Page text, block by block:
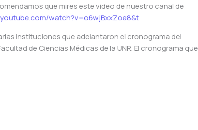
que mires este video de nuestro canal de
watch?v=o6wjBxxZoe8&t
instituciones que adelantaron el cronograma del
de Ciencias Médicas de la UNR. El cronograma que